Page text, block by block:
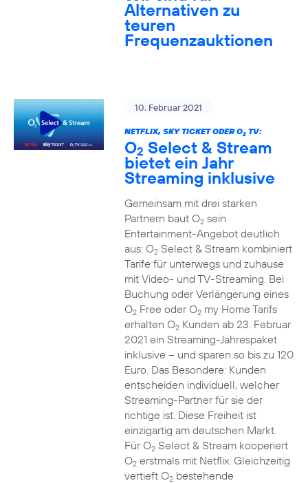
Alternativen zu
teuren
Frequenzauktionen
10. Februar 2021
NETFLIX, SKY TICKET ODER O2TV:
O2 Select & Stream
bietet ein Jahr
Streaming inklusive
Gemeinsam mit drei starken
Partnern baut O2sein
Entertainment-Angebot deutlich
aus: O2Select & Stream kombiniert
Tarife für unterwegs und zuhause
mit Video- und TV-Streaming. Bei
Buchung oder Verlängerung eines
O2Free oder O2my Home Tarifs
erhalten O2Kunden ab 23. Februar
2021 ein Streaming-Jahrespaket
inklusive – und sparen so bis zu 120
Euro. Das Besondere: Kunden
entscheiden individuell, welcher
Streaming-Partner für sie der
richtige ist. Diese Freiheit ist
einzigartig am deutschen Markt.
Für O2Select & Stream kooperiert
O2erstmals mit Netflix. Gleichzeitig
vertieft O2bestehende